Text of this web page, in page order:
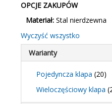
OPCJE ZAKUPÓW
Materiał: Stal nierdzewna
Wyczyść wszystko
Warianty
Pojedyncza klapa (20)
Wieloczęściowy klapa